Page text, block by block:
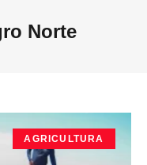
Norte
AGRICULTURA